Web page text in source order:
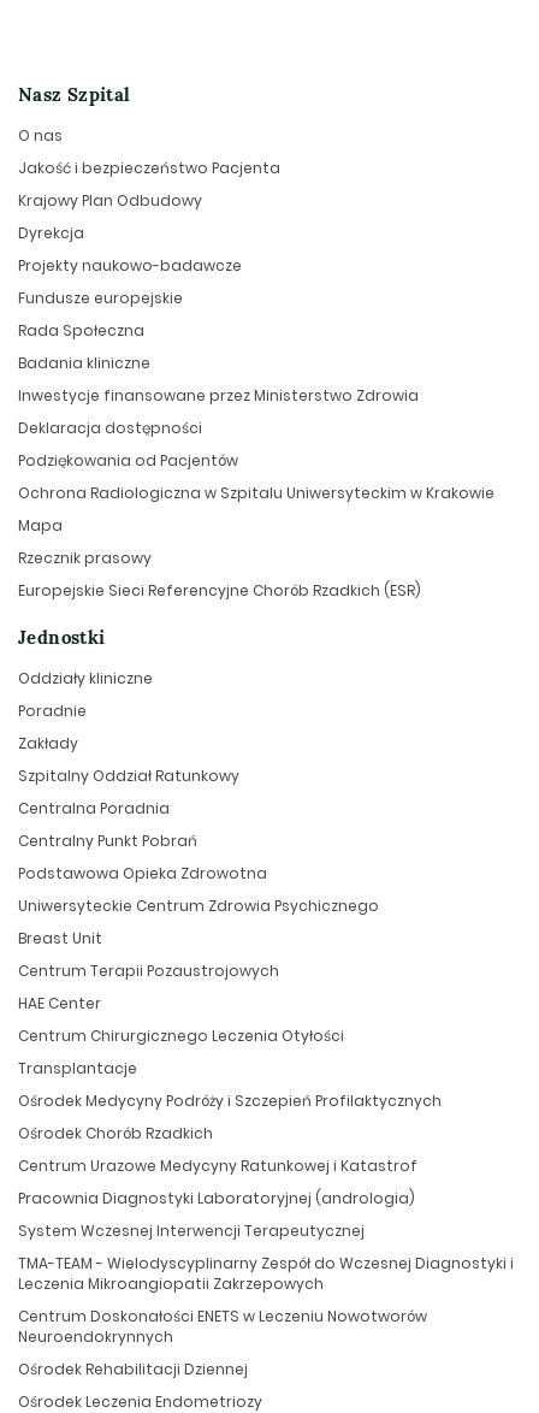
Nasz Szpital
O nas
Jakość i bezpieczeństwo Pacjenta
Krajowy Plan Odbudowy
Dyrekcja
Projekty naukowo-badawcze
Fundusze europejskie
Rada Społeczna
Badania kliniczne
Inwestycje finansowane przez Ministerstwo Zdrowia
Deklaracja dostępności
Podziękowania od Pacjentów
Ochrona Radiologiczna w Szpitalu Uniwersyteckim w Krakowie
Mapa
Rzecznik prasowy
Europejskie Sieci Referencyjne Chorób Rzadkich (ESR)
Jednostki
Oddziały kliniczne
Poradnie
Zakłady
Szpitalny Oddział Ratunkowy
Centralna Poradnia
Centralny Punkt Pobrań
Podstawowa Opieka Zdrowotna
Uniwersyteckie Centrum Zdrowia Psychicznego
Breast Unit
Centrum Terapii Pozaustrojowych
HAE Center
Centrum Chirurgicznego Leczenia Otyłości
Transplantacje
Ośrodek Medycyny Podróży i Szczepień Profilaktycznych
Ośrodek Chorób Rzadkich
Centrum Urazowe Medycyny Ratunkowej i Katastrof
Pracownia Diagnostyki Laboratoryjnej (andrologia)
System Wczesnej Interwencji Terapeutycznej
TMA-TEAM - Wielodyscyplinarny Zespół do Wczesnej Diagnostyki i
Leczenia Mikroangiopatii Zakrzepowych
Centrum Doskonałości ENETS w Leczeniu Nowotworów
Neuroendokrynnych
Ośrodek Rehabilitacji Dziennej
Ośrodek Leczenia Endometriozy